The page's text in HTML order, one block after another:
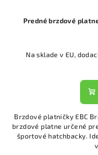
Predné brzdové
Na sklade v EU,
Brzdové platničky EBC
brzdové platne určené
športové hatchbacky.